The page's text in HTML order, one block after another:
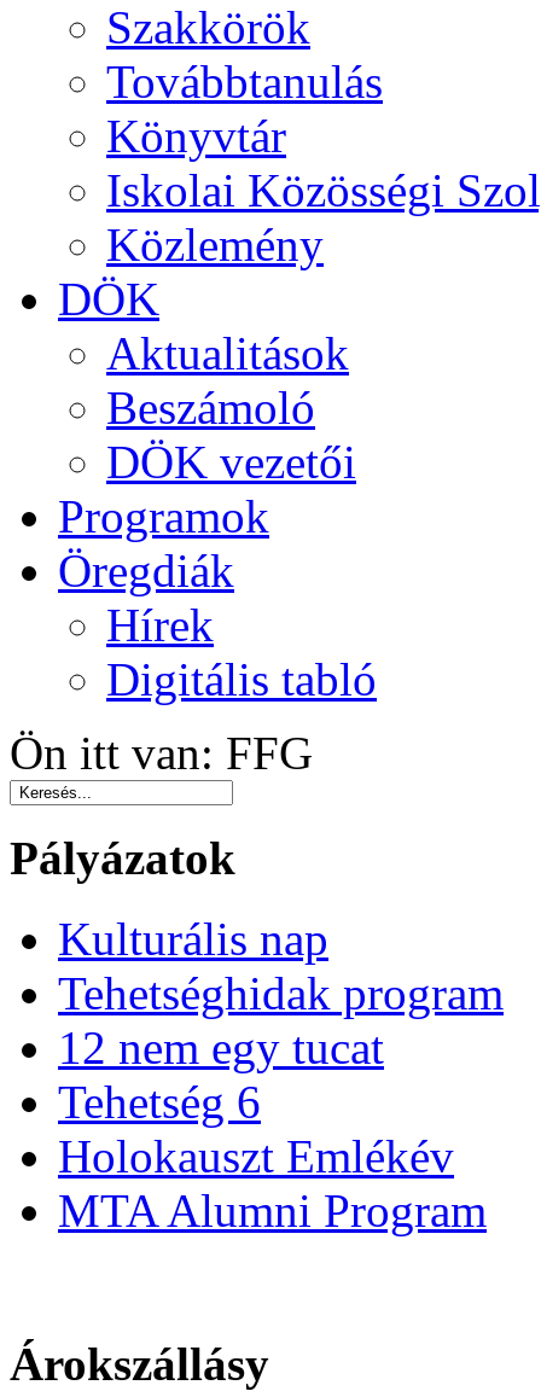
Szakkörök
Továbbtanulás
Könyvtár
Iskolai Közösségi
Közlemény
DÖK
Aktualitások
Beszámoló
DÖK vezetői
Programok
Öregdiák
Hírek
Digitális tabló
Ön itt van: FFG
Pályázatok
Kulturális nap
Tehetséghidak program
12 nem egy tucat
Tehetség 6
Holokauszt Emlékév
MTA Alumni Program
Árokszállásy